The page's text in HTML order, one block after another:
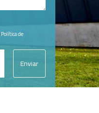
de
Enviar